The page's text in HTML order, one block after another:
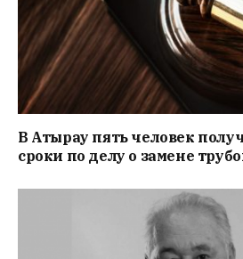
В Атырау пять человек
сроки по делу о замене